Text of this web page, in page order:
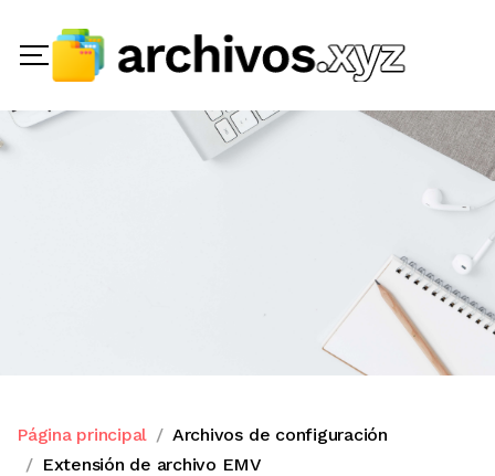
Página principal
Archivos de configuración
Extensión de archivo EMV